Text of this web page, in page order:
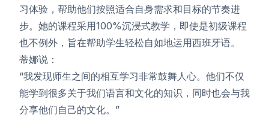
习体验，帮助他们按照适合自身需求和目标的节奏进
步。她的课程采用100%沉浸式教学，即使是初级课程
也不例外，旨在帮助学生轻松自如地运用西班牙语。
蒂娜说：
“我发现师生之间的相互学习非常鼓舞人心。他们不仅
能学到很多关于我们语言和文化的知识，同时也会与我
分享他们自己的文化。”